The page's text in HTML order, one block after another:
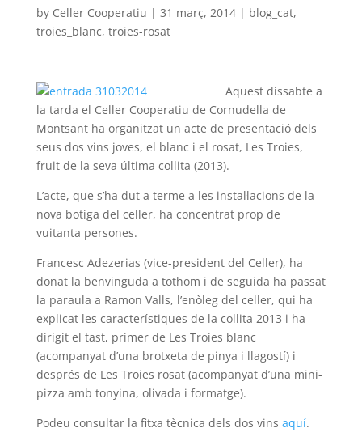
by Celler Cooperatiu | 31 març, 2014| blog_cat,
troies_blanc, troies-rosat
Aquest dissabte a
la tarda el Celler Cooperatiu de Cornudella de
Montsant ha organitzat un acte de presentació dels
seus dos vins joves, el blanc i el rosat, Les Troies,
fruit de la seva última collita (2013).
L’acte, que s’ha dut a terme a les instal·lacions de la
nova botiga del celler, ha concentrat prop de
vuitanta persones.
Francesc Adezerias (vice-president del Celler), ha
donat la benvinguda a tothom i de seguida ha passat
la paraula a Ramon Valls, l’enòleg del celler, qui ha
explicat les característiques de la collita 2013 i ha
dirigit el tast, primer de Les Troies blanc
(acompanyat d’una brotxeta de pinya i llagostí) i
després de Les Troies rosat (acompanyat d’una mini-
pizza amb tonyina, olivada i formatge).
Podeu consultar la fitxa tècnica dels dos vins aquí.